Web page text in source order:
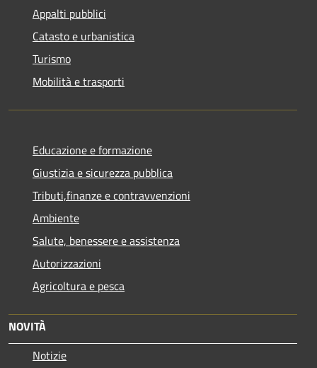
Appalti pubblici
Catasto e urbanistica
Turismo
Mobilità e trasporti
Educazione e formazione
Giustizia e sicurezza pubblica
Tributi,finanze e contravvenzioni
Ambiente
Salute, benessere e assistenza
Autorizzazioni
Agricoltura e pesca
NOVITÀ
Notizie